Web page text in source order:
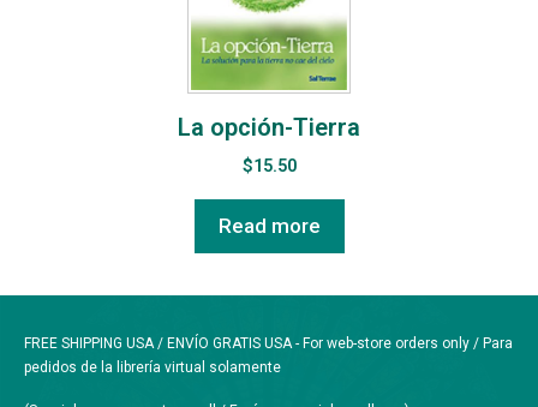
La opción-Tierra
$15.50
Read more
FREE SHIPPING USA / ENVÍO GRATIS USA - For web-store orders only / Para
pedidos de la librería virtual solamente